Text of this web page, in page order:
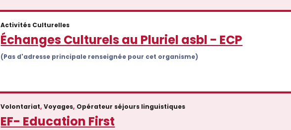
Activités Culturelles
Échanges Culturels au Pluriel asbl - ECP
(Pas d'adresse principale renseignée pour cet organisme)
Volontariat, Voyages, Opérateur séjours linguistiques
EF- Education First